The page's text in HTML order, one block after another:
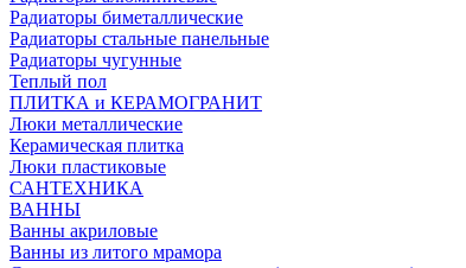
Радиаторы биметаллические
Радиаторы стальные панельные
Радиаторы чугунные
Теплый пол
ПЛИТКА и КЕРАМОГРАНИТ
Люки металлические
Керамическая плитка
Люки пластиковые
САНТЕХНИКА
ВАННЫ
Ванны акриловые
Ванны из литого мрамора